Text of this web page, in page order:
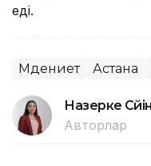
еді.
Мәдениет Астана
Назерке
Авторлар